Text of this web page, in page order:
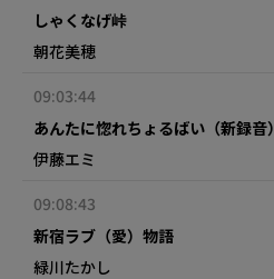
しゃくなげ峠
朝花美穂
09:03:44
あんたに惚れちょるばい（新録音）
伊藤エミ
09:08:43
新宿ラブ（愛）物語
緑川たかし